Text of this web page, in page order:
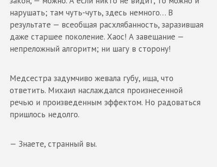
нарушать; там чуть-чуть, здесь немного… В
результате — всеобщая расхлябанность, заразившая
даже старшее поколение. Хаос! А завещание —
непреложный алгоритм; ни шагу в сторону!
Медсестра задумчиво жевала губу, ища, что
ответить. Михаил наслаждался произнесенной
речью и произведенным эффектом. Но радоваться
пришлось недолго.
— Знаете, странный вы.